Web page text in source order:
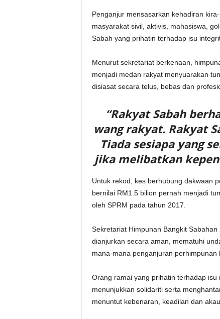
Penganjur mensasarkan kehadiran
masyarakat sivil, aktivis, mahasiswa,
Sabah yang prihatin terhadap isu
Menurut sekretariat berkenaan,
menjadi medan rakyat menyuarakan
disiasat secara telus, bebas dan
“Rakyat Sabah
wang rakyat. Rakyat
Tiada sesiapa yang
jika melibatkan
Untuk rekod, kes berhubung dakwaan
bernilai RM1.5 bilion pernah menjadi
oleh SPRM pada tahun 2017.
Sekretariat Himpunan Bangkit
dianjurkan secara aman, mematuhi
mana-mana penganjuran perhimpunan
Orang ramai yang prihatin terhadap
menunjukkan solidariti serta
menuntut kebenaran, keadilan dan